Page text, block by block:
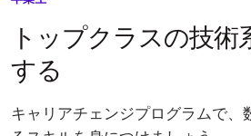
トップクラスの技術
する
キャリアチェンジプログラムで、